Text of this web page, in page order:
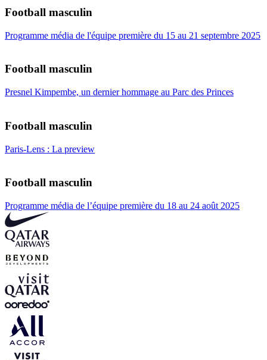
Football masculin
Programme média de l'équipe première du 15 au 21 septembre 2025
Football masculin
Presnel Kimpembe, un dernier hommage au Parc des Princes
Football masculin
Paris-Lens : La preview
Football masculin
Programme média de l’équipe première du 18 au 24 août 2025